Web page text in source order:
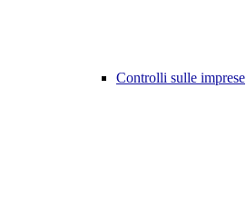
Controlli sulle imprese